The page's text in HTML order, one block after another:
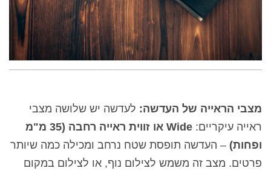
מצבי הראייה של העדשה: לעדשה יש שלושה מצבי
ראייה עיקריים:
Wide או זווית ראייה רחבה (35 מ"מ
ופחות) – העדשה תופסת שטח נרחב ומכילה כמה שיותר
פרטים. מצב זה משמש לצילום נוף, או לצילום במקום